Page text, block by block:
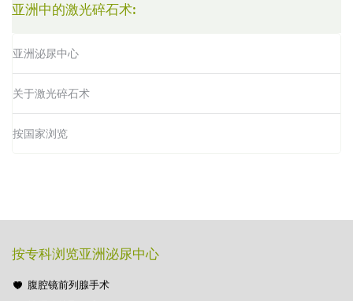
亚洲中的激光碎石术:
亚洲泌尿中心
关于激光碎石术
按国家浏览
按专科浏览亚洲泌尿中心
腹腔镜前列腺手术